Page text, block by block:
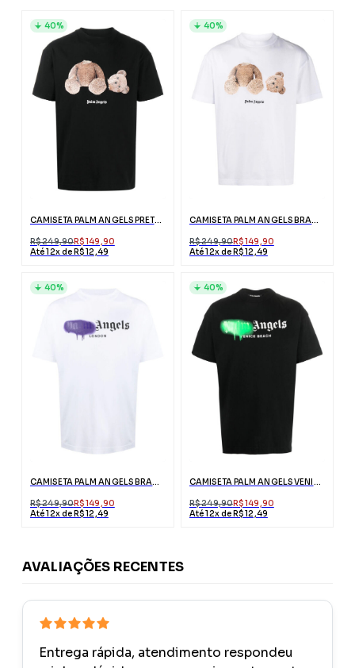
CAMISETA PALM ANGELS PRETA ESTAMPA URSO
R$ 249,90R$ 149,90
Até 12x de R$ 12,49
40%
CAMISETA PALM ANGELS BRANCA ESTAMPA URSO
R$ 249,90R$ 149,90
Até 12x de R$ 12,49
40%
CAMISETA PALM ANGELS BRANCA LONDON COM LOGO
R$ 249,90R$ 149,90
Até 12x de R$ 12,49
40%
CAMISETA PALM ANGELS VENICE PRETA COM LOGO
R$ 249,90R$ 149,90
Até 12x de R$ 12,49
40%
AVALIAÇÕES RECENTES
Entrega rápida, atendimento respondeu